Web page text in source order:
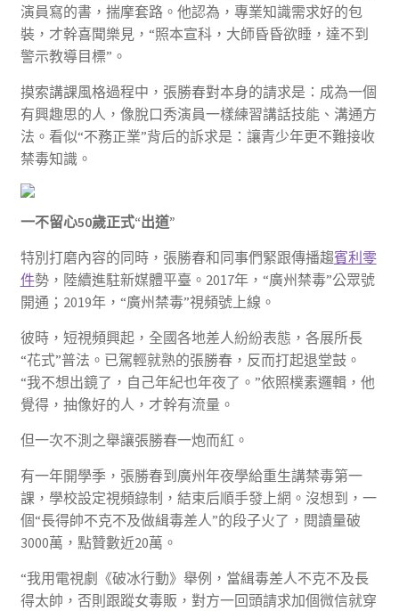
演員寫的書，揣摩套路。他認為，專業知識需求好的包
裝，才幹喜聞樂見，“照本宣科，大師昏昏欲睡，達不到
警示教導目標”。
摸索講課風格過程中，張勝春對本身的請求是：成為一個
有興趣思的人，像脫口秀演員一樣練習講話技能、溝通方
法。看似“不務正業”背后的訴求是：讓青少年更不難接收
禁毒知識。
一不留心50歲正式“出道”
特別打磨內容的同時，張勝春和同事們緊跟傳播趨賓利零
件勢，陸續進駐新媒體平臺。2017年，“廣州禁毒”公眾號
開通；2019年，“廣州禁毒”視頻號上線。
彼時，短視頻興起，全國各地差人紛紛表態，各展所長
“花式”普法。已駕輕就熟的張勝春，反而打起退堂鼓。
“我不想出鏡了，自己年紀也年夜了。”依照樸素邏輯，他
覺得，抽像好的人，才幹有流量。
但一次不測之舉讓張勝春一炮而紅。
有一年開學季，張勝春到廣州年夜學給重生講禁毒第一
課，學校設定視頻錄制，結束后順手發上網。沒想到，一
個“長得帥不克不及做緝毒差人”的段子火了，閱讀量破
3000萬，點贊數近20萬。
“我用電視劇《破冰行動》舉例，當緝毒差人不克不及長
得太帥，否則跟蹤女毒販，對方一回頭請求加個微信就穿